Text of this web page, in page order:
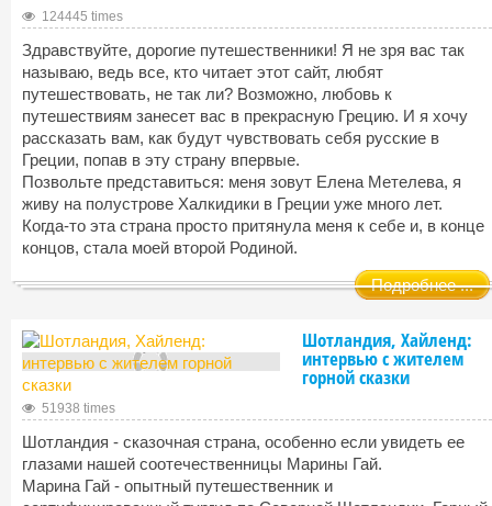
124445 times
Здравствуйте, дорогие путешественники! Я не зря вас так
называю, ведь все, кто читает этот сайт, любят
путешествовать, не так ли? Возможно, любовь к
путешествиям занесет вас в прекрасную Грецию. И я хочу
рассказать вам, как будут чувствовать себя русские в
Греции, попав в эту страну впервые.
Позвольте представиться: меня зовут Елена Метелева, я
живу на полустрове Халкидики в Греции уже много лет.
Когда-то эта страна просто притянула меня к себе и, в конце
концов, стала моей второй Родиной.
Подробнее ...
Шотландия, Хайленд:
интервью с жителем
горной сказки
51938 times
Шотландия - сказочная страна, особенно если увидеть ее
глазами нашей соотечественницы Марины Гай.
Марина Гай - опытный путешественник и